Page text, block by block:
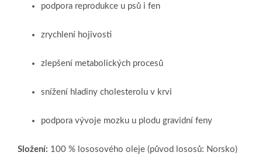
podpora reprodukce u psů i fen
zrychlení hojivosti
zlepšení metabolických procesů
snížení hladiny cholesterolu v krvi
podpora vývoje mozku u plodu gravidní feny
Složení: 100 % lososového oleje (původ lososů: Norsko)